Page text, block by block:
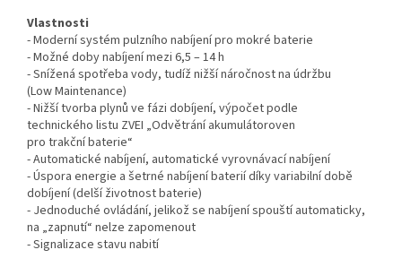
Vlastnosti
- Moderní systém pulzního nabíjení pro mokré baterie
- Možné doby nabíjení mezi 6,5 – 14 h
- Snížená spotřeba vody, tudíž nižší náročnost na údržbu
(Low Maintenance)
- Nižší tvorba plynů ve fázi dobíjení, výpočet podle
technického listu ZVEI „Odvětrání akumulátoroven
pro trakční baterie“
- Automatické nabíjení, automatické vyrovnávací nabíjení
- Úspora energie a šetrné nabíjení baterií díky variabilní době
dobíjení (delší životnost baterie)
- Jednoduché ovládání, jelikož se nabíjení spouští automaticky,
na „zapnutí“ nelze zapomenout
- Signalizace stavu nabití